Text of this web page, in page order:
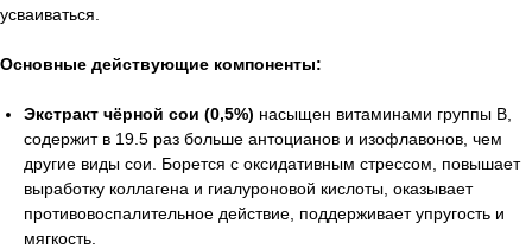
усваиваться.
Основные действующие компоненты:
Экстракт чёрной сои (0,5%) насыщен витаминами группы B,
содержит в 19.5 раз больше антоцианов и изофлавонов, чем
другие виды сои. Борется с оксидативным стрессом, повышает
выработку коллагена и гиалуроновой кислоты, оказывает
противовоспалительное действие, поддерживает упругость и
мягкость.